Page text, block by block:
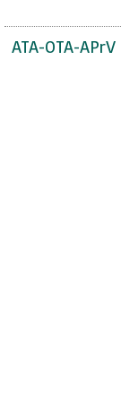
ATA-OTA-APrV